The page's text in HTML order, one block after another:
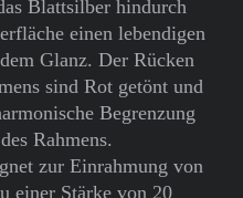
Blattsilber hindurch
einen lebendigen
Glanz. Der Rücken
sind Rot getönt und
Begrenzung
Rahmens.
zur Einrahmung von
einer Stärke von 20